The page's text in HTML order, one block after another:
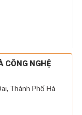
CÔNG NGHỆ
Thành Phố Hà